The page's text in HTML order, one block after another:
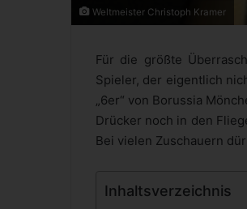
Weltmeister Christoph Kramer
Für die größte
Spieler, der eigentlich
„6er“ von Borussia
Drücker noch in den
Bei vielen Zuschauern
Inhaltsverzeichnis